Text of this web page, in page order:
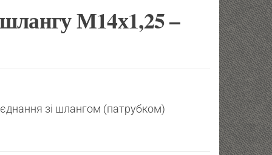
М14х1,25 –
зі шлангом (патрубком)